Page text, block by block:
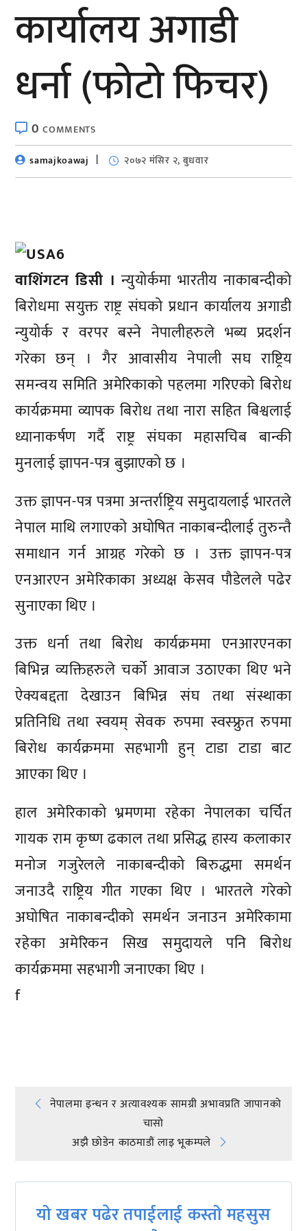
कार्यालय अगाडी
धर्ना (फोटो फिचर)
0COMMENTS
samajkoawaj
२०७२ मंसिर २, बुधवार
वाशिंगटन डिसी । न्युयोर्कमा भारतीय नाकाबन्दीको
बिरोधमा सयुक्त राष्ट्र संघको प्रधान कार्यालय अगाडी
न्युयोर्क र वरपर बस्ने नेपालीहरुले भब्य प्रदर्शन
गरेका छन् । गैर आवासीय नेपाली सघ राष्ट्रिय
समन्वय समिति अमेरिकाको पहलमा गरिएको बिरोध
कार्यक्रममा ​व्यापक बिरोध तथा नारा सहित बिश्वलाई
ध्यानाकर्षण गर्दै राष्ट्र संघका महासचिब बान्की
मुनलाई ज्ञापन-पत्र बुझाएको छ ।
उक्त ज्ञापन-पत्र पत्रमा अन्तर्राष्ट्रिय समुदायलाई भारतले
नेपाल माथि लगाएको अघोषित नाकाबन्दीलाई तुरुन्तै
समाधान गर्न आग्रह गरेको छ । उक्त ज्ञापन-पत्र
एनआरएन अमेरिकाका अध्यक्ष केसव पौडेलले पढेर
सुनाएका थिए ।
उक्त धर्ना तथा बिरोध कार्यक्रममा एनआरएनका
बिभिन्न व्यक्तिहरुले चर्को आवाज उठाएका थिए भने
ऐक्यबद्दता देखाउन बिभिन्न संघ तथा संस्थाका
प्रतिनिधि तथा स्वयम् सेवक रुपमा स्वस्फ्रुत रुपमा
बिरोध कार्यक्रममा सहभागी हुन् टाडा टाडा बाट
आएका थिए ।
हाल अमेरिकाको भ्रमणमा रहेका नेपालका चर्चित
गायक राम कृष्ण ढकाल तथा प्रसिद्ध हास्य कलाकार
मनोज गजुरेलले नाकाबन्दीको बिरुद्धमा समर्थन
जनाउदै राष्ट्रिय गीत गएका थिए । भारतले गरेको
अघोषित नाकाबन्दीको समर्थन जनाउन अमेरिकामा
रहेका अमेरिकन सिख समुदायले पनि बिरोध
कार्यक्रममा सहभागी जनाएका थिए ।
f
Post
navigation
नेपालमा इन्धन र अत्यावश्यक सामग्री अभावप्रति जापानको
चासो
अझै छाेडेन काठमाडौं लाइ भूकम्पले
यो खबर पढेर तपाईलाई कस्तो महसुस